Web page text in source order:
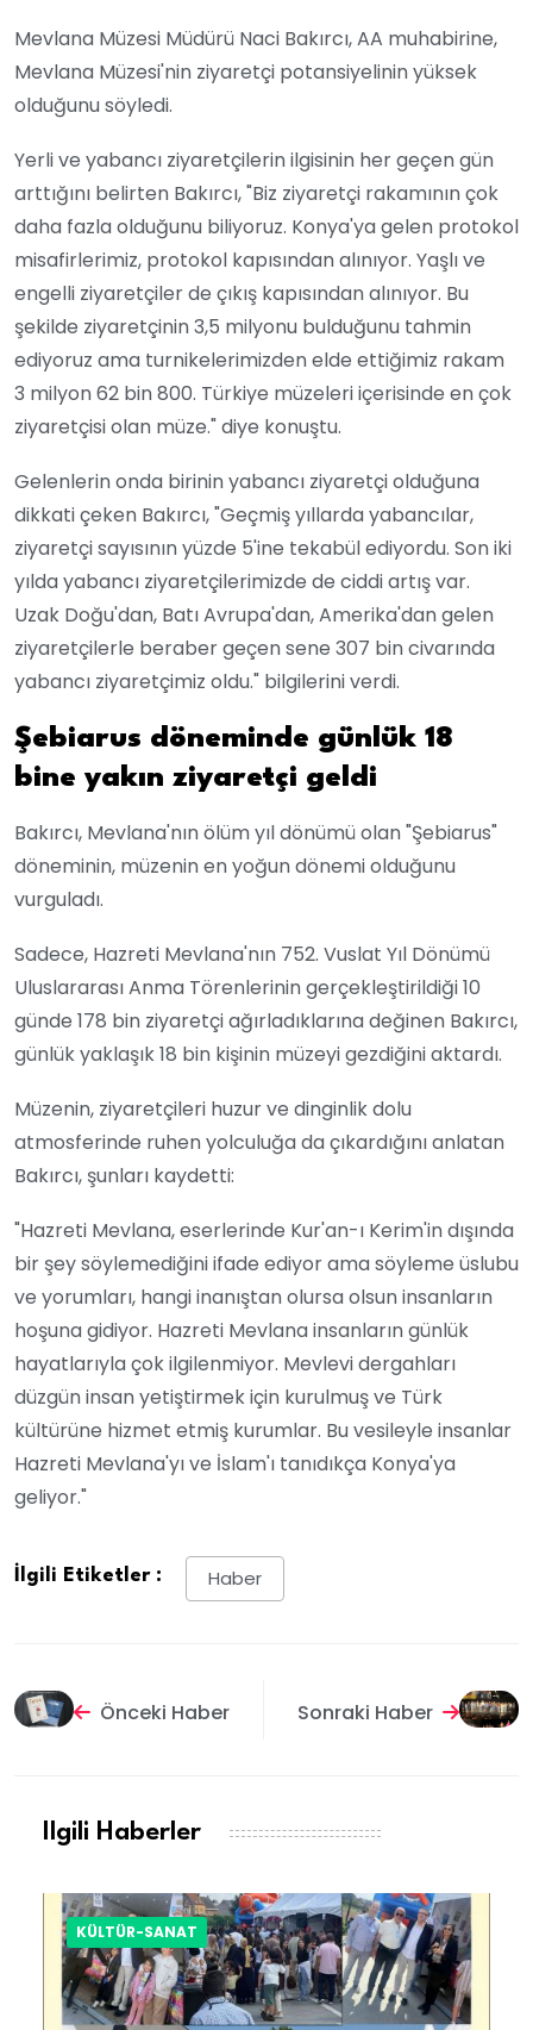
Mevlana Müzesi Müdürü Naci Bakırcı, AA muhabirine,
Mevlana Müzesi'nin ziyaretçi potansiyelinin yüksek
olduğunu söyledi.
Yerli ve yabancı ziyaretçilerin ilgisinin her geçen gün
arttığını belirten Bakırcı, "Biz ziyaretçi rakamının çok
daha fazla olduğunu biliyoruz. Konya'ya gelen protokol
misafirlerimiz, protokol kapısından alınıyor. Yaşlı ve
engelli ziyaretçiler de çıkış kapısından alınıyor. Bu
şekilde ziyaretçinin 3,5 milyonu bulduğunu tahmin
ediyoruz ama turnikelerimizden elde ettiğimiz rakam
3 milyon 62 bin 800. Türkiye müzeleri içerisinde en çok
ziyaretçisi olan müze." diye konuştu.
Gelenlerin onda birinin yabancı ziyaretçi olduğuna
dikkati çeken Bakırcı, "Geçmiş yıllarda yabancılar,
ziyaretçi sayısının yüzde 5'ine tekabül ediyordu. Son iki
yılda yabancı ziyaretçilerimizde de ciddi artış var.
Uzak Doğu'dan, Batı Avrupa'dan, Amerika'dan gelen
ziyaretçilerle beraber geçen sene 307 bin civarında
yabancı ziyaretçimiz oldu." bilgilerini verdi.
Şebiarus döneminde günlük 18
bine yakın ziyaretçi geldi
Bakırcı, Mevlana'nın ölüm yıl dönümü olan "Şebiarus"
döneminin, müzenin en yoğun dönemi olduğunu
vurguladı.
Sadece, Hazreti Mevlana'nın 752. Vuslat Yıl Dönümü
Uluslararası Anma Törenlerinin gerçekleştirildiği 10
günde 178 bin ziyaretçi ağırladıklarına değinen Bakırcı,
günlük yaklaşık 18 bin kişinin müzeyi gezdiğini aktardı.
Müzenin, ziyaretçileri huzur ve dinginlik dolu
atmosferinde ruhen yolculuğa da çıkardığını anlatan
Bakırcı, şunları kaydetti:
"Hazreti Mevlana, eserlerinde Kur'an-ı Kerim'in dışında
bir şey söylemediğini ifade ediyor ama söyleme üslubu
ve yorumları, hangi inanıştan olursa olsun insanların
hoşuna gidiyor. Hazreti Mevlana insanların günlük
hayatlarıyla çok ilgilenmiyor. Mevlevi dergahları
düzgün insan yetiştirmek için kurulmuş ve Türk
kültürüne hizmet etmiş kurumlar. Bu vesileyle insanlar
Hazreti Mevlana'yı ve İslam'ı tanıdıkça Konya'ya
geliyor."
İlgili Etiketler : Haber
Önceki Haber Sonraki Haber
Ilgili Haberler
KÜLTÜR-SANAT